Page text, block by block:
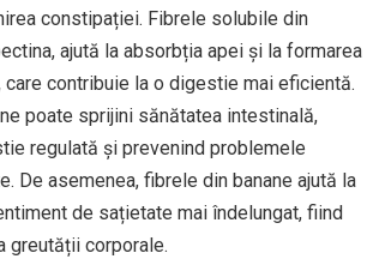
constipației. Fibrele solubile din
ajută la absorbția apei și la formarea
care contribuie la o digestie mai eficientă.
poate sprijini sănătatea intestinală,
regulată și prevenind problemele
De asemenea, fibrele din banane ajută la
de sațietate mai îndelungat, fiind
greutății corporale.